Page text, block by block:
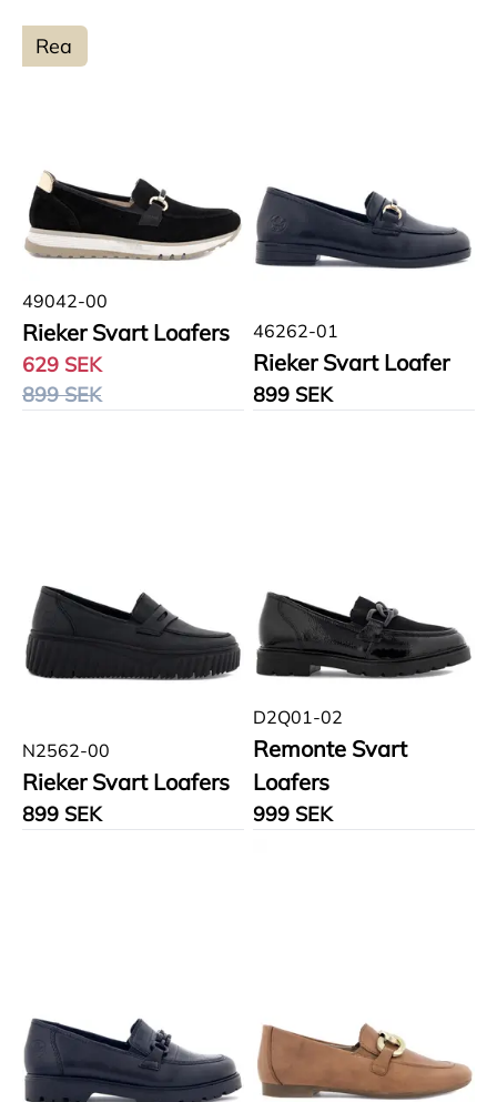
Rea
49042-00
Rieker Svart Loafers
629 SEK
899 SEK
46262-01
Rieker Svart Loafer
899 SEK
N2562-00
Rieker Svart Loafers
899 SEK
D2Q01-02
Remonte Svart
Loafers
999 SEK